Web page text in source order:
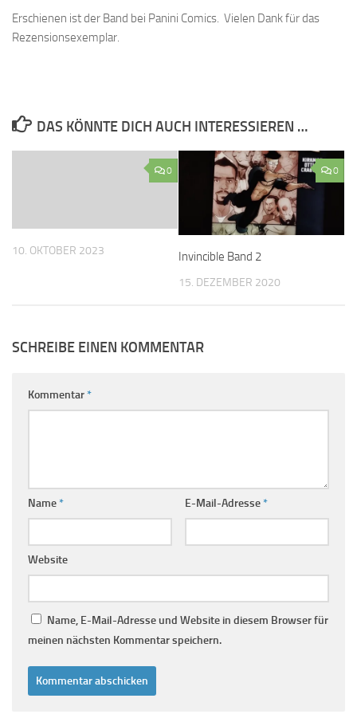
Erschienen ist der Band bei Panini Comics. Vielen Dank für das
Rezensionsexemplar.
DAS KÖNNTE DICH AUCH INTERESSIEREN …
0
10. OKTOBER 2023
0
Invincible Band 2
15. DEZEMBER 2020
SCHREIBE EINEN KOMMENTAR
Kommentar*
Name* E-Mail-Adresse*
Website
Name, E-Mail-Adresse und Website in diesem Browser für
meinen nächsten Kommentar speichern.